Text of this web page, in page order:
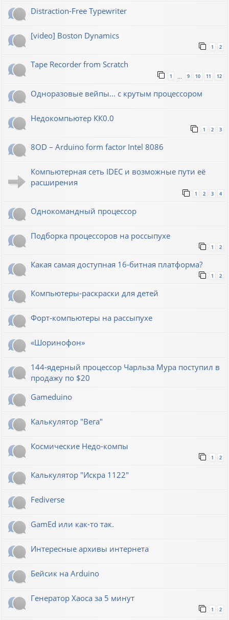
Distraction-Free Typewriter
[video] Boston Dynamics
1 2
Tape Recorder from Scratch
1 9 10 11 12
Одноразовые вейпы... с крутым процессором
Недокомпьютер КК0.0
1 2 3
8OD – Arduino form factor Intel 8086
Компьютерная сеть IDEC и возможные пути её
расширения
1 2 3 4
Однокомандный процессор
Подборка процессоров на россыпухе
1 2
Какая самая доступная 16-битная платформа?
1 2
Компьютеры-раскраски для детей
Форт-компьютеры на рассыпухе
«Шоринофон»
144-ядерный процессор Чарльза Мура поступил в
продажу по $20
Gameduino
Калькулятор "Вега"
Космические Недо-компы
1 2
Калькулятор "Искра 1122"
Fediverse
GamEd или как-то так.
Интересные архивы интернета
Бейсик на Arduino
Генератор Хаоса за 5 минут
1 2